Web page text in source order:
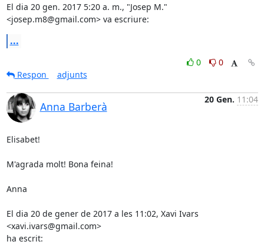
El dia 20 gen. 2017 5:20 a. m., "Josep M."
<josep.m8@gmail.com> va escriure:
...
0
0
Respon
adjunts
Anna Barberà
20 Gen. 11:04
Elisabet!
M'agrada molt! Bona feina!
Anna
El dia 20 de gener de 2017 a les 11:02, Xavi Ivars
<xavi.ivars@gmail.com>
ha escrit: